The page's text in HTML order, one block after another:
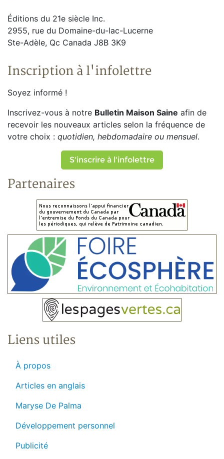
Éditions du 21e siècle Inc.
2955, rue du Domaine-du-lac-Lucerne
Ste-Adèle, Qc Canada J8B 3K9
Inscription à l'infolettre
Soyez informé !
Inscrivez-vous à notre Bulletin Maison Saine afin de
recevoir les nouveaux articles selon la fréquence de
votre choix : quotidien, hebdomadaire ou mensuel.
S'inscrire à l'infolettre
Partenaires
Liens utiles
À propos
Articles en anglais
Maryse De Palma
Développement personnel
Publicité